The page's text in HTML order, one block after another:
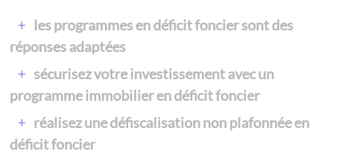
les programmes en déficit foncier sont des
réponses adaptées
sécurisez votre investissement avec un
programme immobilier en déficit foncier
réalisez une défiscalisation non plafonnée en
déficit foncier